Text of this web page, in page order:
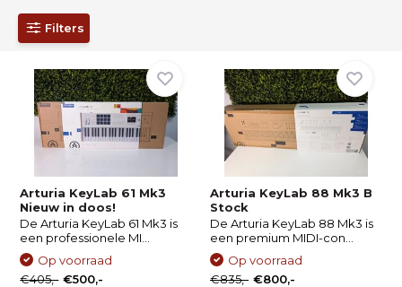
Filters
Arturia KeyLab 61 Mk3
Nieuw in doos!
De Arturia KeyLab 61 Mk3 is
een professionele MI...
Op voorraad
€405,- €500,-
Arturia KeyLab 88 Mk3 B
Stock
De Arturia KeyLab 88 Mk3 is
een premium MIDI-con...
Op voorraad
€835,- €800,-